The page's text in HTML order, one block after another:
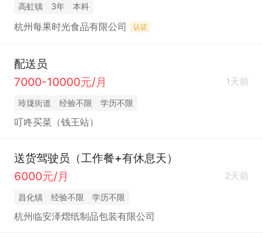
高虹镇 3年 本科
杭州每果时光食品有限公司 认证
配送员
7000-10000元/月
1天前
玲珑街道 经验不限 学历不限
叮咚买菜（钱王站）
送货驾驶员（工作餐+有休息天）
6000元/月
2天前
昌化镇 经验不限 学历不限
杭州临安泽熠纸制品包装有限公司